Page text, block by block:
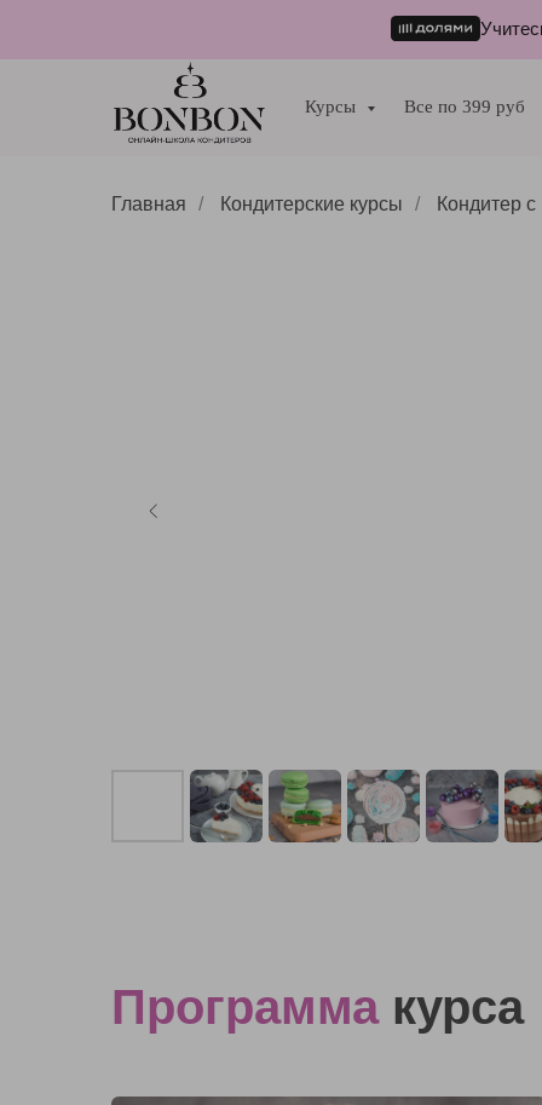
Курсы Все по 399 руб
Главная / Кондитерские курсы / Кондитер с
Программакурса